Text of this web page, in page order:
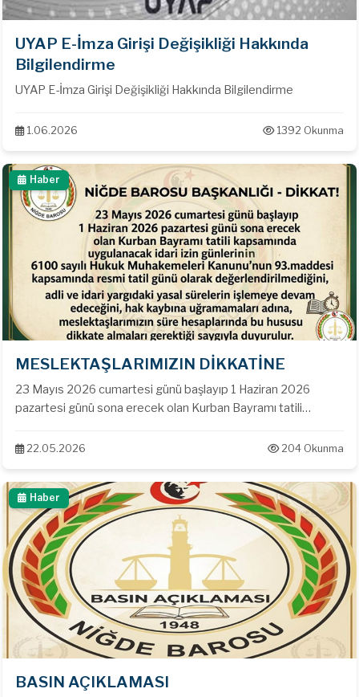
UYAP E-İmza Girişi Değişikliği Hakkında
Bilgilendirme
UYAP E-İmza Girişi Değişikliği Hakkında Bilgilendirme
1.06.2026 1392 Okunma
Haber
MESLEKTAŞLARIMIZIN DİKKATİNE
23 Mayıs 2026 cumartesi günü başlayıp 1 Haziran 2026
pazartesi günü sona erecek olan Kurban Bayramı tatili
Hukuk Muhakemeleri Kanunu’nun 93.maddesi kapsamında
yargıdaki yasal sürelerin işlemeye devam edeceğini , hak
kaybına uğramamaları adına, meslektaşlarımızın süre
hesaplarında bu hususu dikkate almaları gerektiği saygıyla
duyurulur.
22.05.2026 204 Okunma
Haber
BASIN AÇIKLAMASI